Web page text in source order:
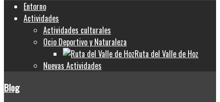
Entorno
Actividades
Actividades culturales
Ocio Deportivo y Naturaleza
Ruta del Valle de Hoz
Nuevas Actividades
Blog